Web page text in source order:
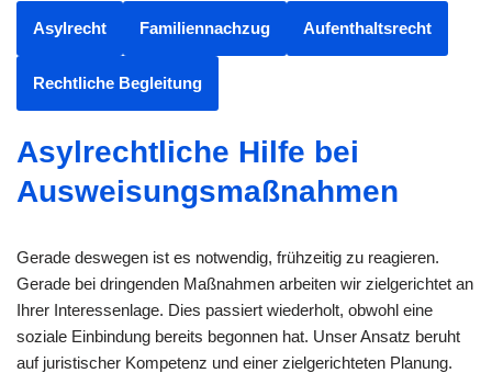
Asylrecht Familiennachzug Aufenthaltsrecht
Rechtliche Begleitung
Asylrechtliche Hilfe bei
Ausweisungsmaßnahmen
Gerade deswegen ist es notwendig, frühzeitig zu reagieren.
Gerade bei dringenden Maßnahmen arbeiten wir zielgerichtet an
Ihrer Interessenlage. Dies passiert wiederholt, obwohl eine
soziale Einbindung bereits begonnen hat. Unser Ansatz beruht
auf juristischer Kompetenz und einer zielgerichteten Planung.